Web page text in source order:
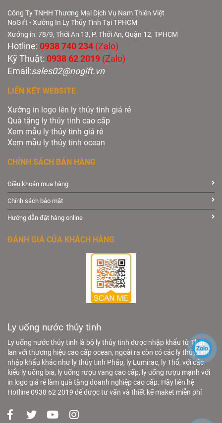
Ly uống nước thủy tinh
Ly uống nước thủy tinh là bộ ly thủy tinh được nhập khẩu từ Thái
lan với thương hiệu cao cấp ocean, ngoài ra còn có các ly thủy tinh
nhập khẩu khác như ly thủy tinh Pháp, ly Lumirac, ly Thổ, với các
kiểu ly uống bia, ly uống rượu vang cao cấp, ly uống rượu mạnh với
in logo giá rẻ làm quà tặng doanh nghiệp cao cấp. Hãy liên hệ
Hotline 0938 62 2019 để được tư vấn và thiết kế maket miễn phí
Công Ty TNHH Thương Mại Dịch Vụ Nam Thiên Việt
NoGift - Xưởng In Ly Thủy Tinh Tại TPHCM
Xưởng in: 78/9, Thới An 13, P. Thới An, Quận 12, TPHCM
Hotline: 0938 740 234 (Zalo)
Kỹ Thuật: 0938 62 2019 (Zalo)
Email:sales02@nogift.vn
LIÊN KẾT WEBSITE
Xưởng in logo lên ly thủy tinh giá rẻ
Quà tặng ly thủy tinh cao cấp
Xem mẫu ly thủy tinh giá rẻ
Xem mẫu ly thủy tinh ocean
CHÍNH SÁCH BÁN HÀNG
Điều khoản mua hàng
Chính sách bảo mật
Hướng dẫn đặt hàng online
ĐÁNH GIÁ CỦA KHÁCH HÀNG